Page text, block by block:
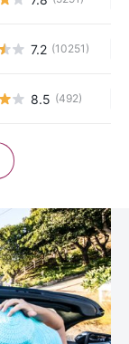
7.2 (10251)
8.5 (492)